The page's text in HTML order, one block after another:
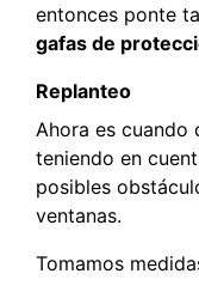
entonces ponte
gafas de
Replanteo
Ahora es
teniendo en
posibles
ventanas.
Tomamos